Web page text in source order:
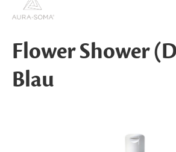
Flower Shower
Blau